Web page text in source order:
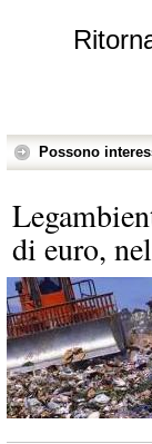
Possono
di euro,